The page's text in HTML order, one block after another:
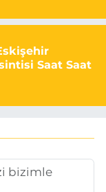
Saat Saat